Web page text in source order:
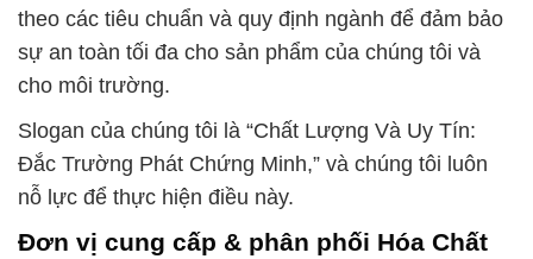
theo các tiêu chuẩn và quy định ngành để đảm bảo
sự an toàn tối đa cho sản phẩm của chúng tôi và
cho môi trường.
Slogan của chúng tôi là “Chất Lượng Và Uy Tín:
Đắc Trường Phát Chứng Minh,” và chúng tôi luôn
nỗ lực để thực hiện điều này.
Đơn vị cung cấp & phân phối Hóa Chất